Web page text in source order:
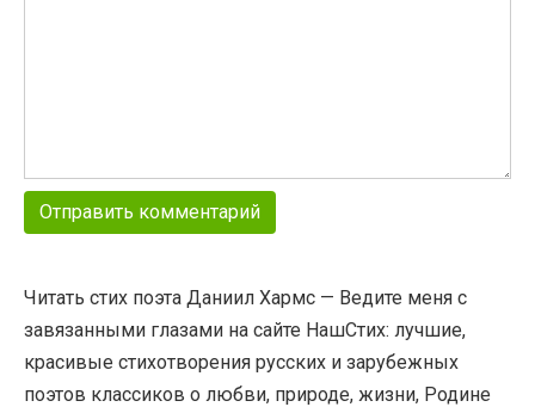
Читать стих поэта Даниил Хармс — Ведите меня с
завязанными глазами на сайте НашСтих: лучшие,
красивые стихотворения русских и зарубежных
поэтов классиков о любви, природе, жизни, Родине